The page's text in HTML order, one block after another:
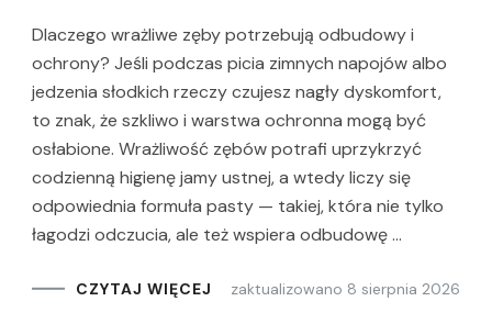
Dlaczego wrażliwe zęby potrzebują odbudowy i
ochrony? Jeśli podczas picia zimnych napojów albo
jedzenia słodkich rzeczy czujesz nagły dyskomfort,
to znak, że szkliwo i warstwa ochronna mogą być
osłabione. Wrażliwość zębów potrafi uprzykrzyć
codzienną higienę jamy ustnej, a wtedy liczy się
odpowiednia formuła pasty — takiej, która nie tylko
łagodzi odczucia, ale też wspiera odbudowę …
CZYTAJ WIĘCEJ zaktualizowano 8 sierpnia 2026